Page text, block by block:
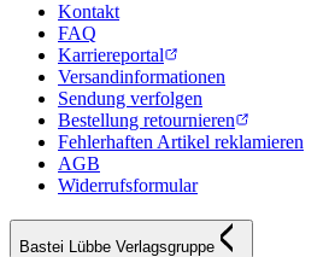
Kontakt
FAQ
Karriereportal
Versandinformationen
Sendung verfolgen
Bestellung retournieren
Fehlerhaften Artikel reklamieren
AGB
Widerrufsformular
Bastei Lübbe Verlagsgruppe